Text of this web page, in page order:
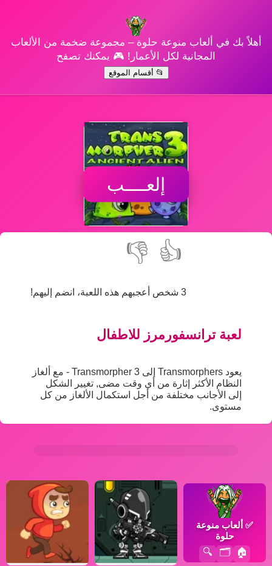
أهلاً بك في ألعاب منوعة حلوة – مجموعة ضخمة من الألعاب
المجانية لكل الأعمار! 🎮 يمكنك تصفح
📂 أقسام الموقع
إلعــــب
👍
👎
3 شخص أعجبهم هذه اللعبة، انضم إليهم!
لعبة ترانسفورمرز للاطفال
يعود Transmorphers إلى Transmorpher 3 - مع ألغاز
النظام الأكثر إثارة من أي وقت مضى, تغيير الشكل
إلى الأجانب مختلفة من أجل استكمال الألغاز من كل
مستوى.
✅ ألعاب منوعة
حلوة
🏠
🗂️
🔍